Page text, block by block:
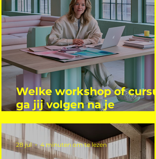
Welke workshop of
ga jij volgen na je
28 jul 4 minuten om te lezen